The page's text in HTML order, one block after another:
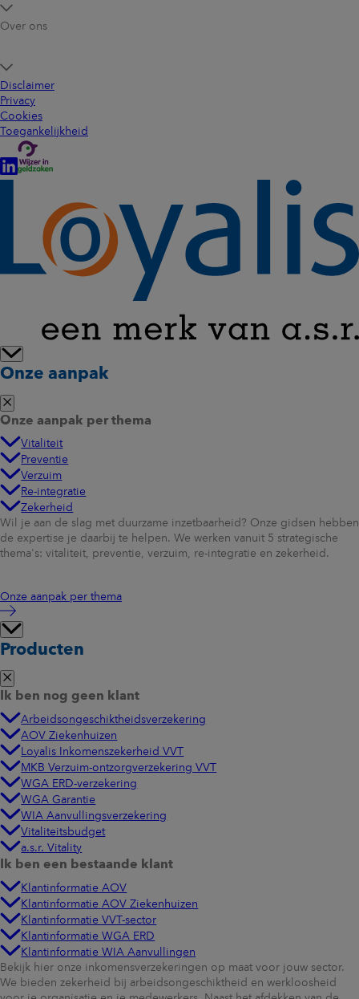
Over ons
Disclaimer
Privacy
Cookies
Toegankelijkheid
Onze aanpak
Onze aanpak per thema
Vitaliteit
Preventie
Verzuim
Re-integratie
Zekerheid
Wil je aan de slag met duurzame inzetbaarheid? Onze gidsen hebben
de expertise je daarbij te helpen. We werken vanuit 5 strategische
thema's: vitaliteit, preventie, verzuim, re-integratie en zekerheid.
Onze aanpak per thema
Producten
Ik ben nog geen klant
Arbeidsongeschiktheidsverzekering
AOV Ziekenhuizen
Loyalis Inkomenszekerheid VVT
MKB Verzuim-ontzorgverzekering VVT
WGA ERD-verzekering
WGA Garantie
WIA Aanvullingsverzekering
Vitaliteitsbudget
a.s.r. Vitality
Ik ben een bestaande klant
Klantinformatie AOV
Klantinformatie AOV Ziekenhuizen
Klantinformatie VVT-sector
Klantinformatie WGA ERD
Klantinformatie WIA Aanvullingen
Bekijk hier onze inkomensverzekeringen op maat voor jouw sector.
We bieden zekerheid bij arbeidsongeschiktheid en werkloosheid